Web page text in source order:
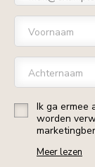
Voornaam
Achternaam
Ik ga ermee
worden
Meer lezen